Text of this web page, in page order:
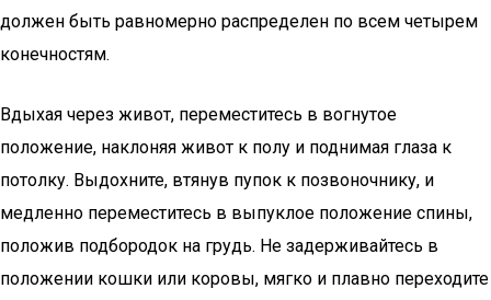
должен быть равномерно распределен по всем четырем
конечностям.
Вдыхая через живот, переместитесь в вогнутое
положение, наклоняя живот к полу и поднимая глаза к
потолку. Выдохните, втянув пупок к позвоночнику, и
медленно переместитесь в выпуклое положение спины,
положив подбородок на грудь. Не задерживайтесь в
положении кошки или коровы, мягко и плавно переходите